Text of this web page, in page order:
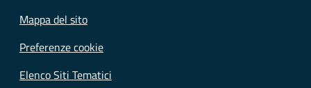
Mappa del sito
Preferenze cookie
Elenco Siti Tematici